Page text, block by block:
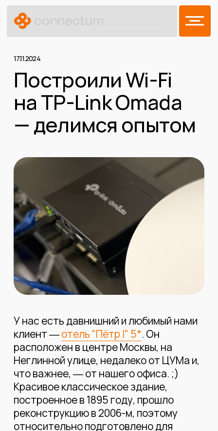
Построили Wi-Fi
на TP-Link Omada
— делимся опытом
У нас есть давнишний и любимый нами
клиент ―отель "Пётр I" 5* . Он
расположен в центре Москвы, на
Неглинной улице, недалеко от ЦУМа и,
что важнее, ― от нашего офиса. ;)
Красивое классическое здание,
построенное в 1895 году, прошло
реконструкцию в 2006-м, поэтому
WiFi.
Вот и мы вConnectum cвоевременно
реконструируем беспроводную
инфраструктуру клиентам, которые
подписаны на наши услуги.
"Пётр I" как раз из таких. Сеть Wi-Fi, к